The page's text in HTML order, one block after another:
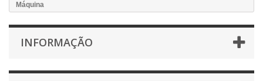
Máquina
INFORMAÇÃO